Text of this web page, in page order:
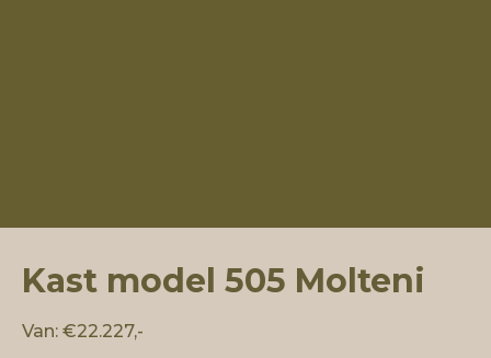
Kast model 505 Molteni
Van: €22.227,-